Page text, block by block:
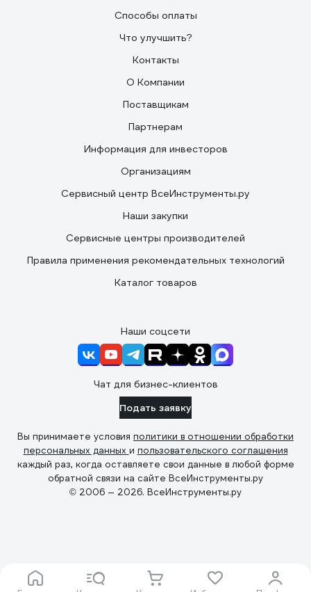
Способы оплаты
Что улучшить?
Контакты
О Компании
Поставщикам
Партнерам
Информация для инвесторов
Организациям
Сервисный центр ВсеИнструменты.ру
Наши закупки
Сервисные центры производителей
Правила применения рекомендательных технологий
Каталог товаров
Наши соцсети
Чат для бизнес-клиентов
Подать заявку
Вы принимаете условия политики в отношении обработки
персональных данных и пользовательского соглашения
каждый раз, когда оставляете свои данные в любой форме
обратной связи на сайте ВсеИнструменты.ру
© 2006 — 2026. ВсеИнструменты.ру